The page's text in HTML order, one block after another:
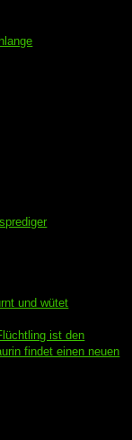
und wütet
ist den
findet einen neuen